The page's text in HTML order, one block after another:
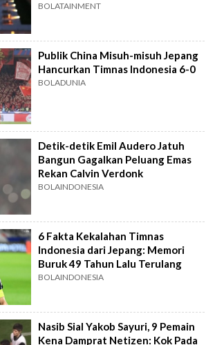
BOLATAINMENT
Publik China Misuh-misuh Jepang
Hancurkan Timnas Indonesia 6-0
BOLADUNIA
Detik-detik Emil Audero Jatuh
Bangun Gagalkan Peluang Emas
Rekan Calvin Verdonk
BOLAINDONESIA
6 Fakta Kekalahan Timnas
Indonesia dari Jepang: Memori
Buruk 49 Tahun Lalu Terulang
BOLAINDONESIA
Nasib Sial Yakob Sayuri, 9 Pemain
Kena Damprat Netizen: Kok Pada